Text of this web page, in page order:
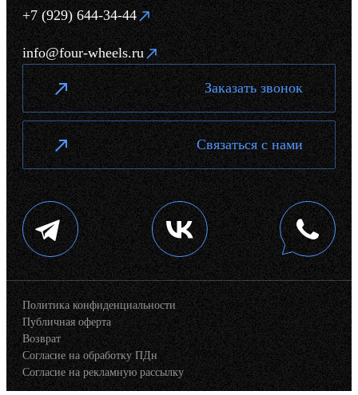
+7 (929) 644-34-44
info@four-wheels.ru
Заказать звонок
Связаться с нами
Политика конфиденциальности
Публичная оферта
Возврат
Согласие на обработку ПДн
Согласие на рекламную рассылку